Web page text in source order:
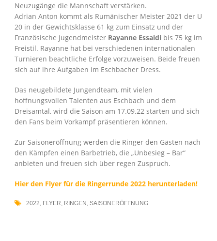
Neuzugänge die Mannschaft verstärken.
Adrian Anton kommt als Rumänischer Meister 2021 der U
20 in der Gewichtsklasse 61 kg zum Einsatz und der
Französische Jugendmeister Rayanne Essaidi bis 75 kg im
Freistil. Rayanne hat bei verschiedenen internationalen
Turnieren beachtliche Erfolge vorzuweisen. Beide freuen
sich auf ihre Aufgaben im Eschbacher Dress.
Das neugebildete Jungendteam, mit vielen
hoffnungsvollen Talenten aus Eschbach und dem
Dreisamtal, wird die Saison am 17.09.22 starten und sich
den Fans beim Vorkampf präsentieren können.
Zur Saisoneröffnung werden die Ringer den Gästen nach
den Kämpfen einen Barbetrieb, die „Unbesieg – Bar“
anbieten und freuen sich über regen Zuspruch.
Hier den Flyer für die Ringerrunde 2022 herunterladen!
2022, FLYER, RINGEN , SAISONERÖFFNUNG